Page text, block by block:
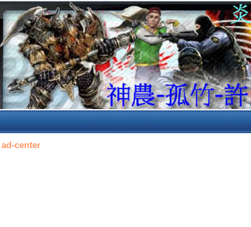
ad-center